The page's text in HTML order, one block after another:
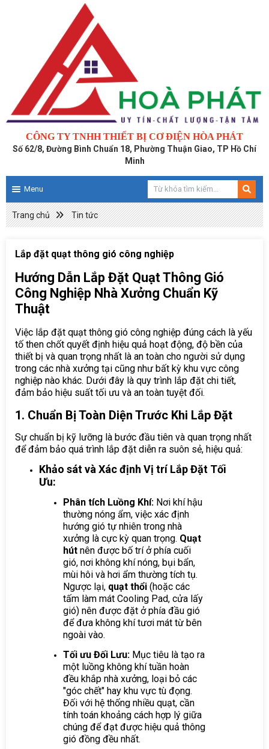
CÔNG TY TNHH THIẾT BỊ CƠ ĐIỆN HÒA PHÁT
Số 62/8, Đường Bình Chuẩn 18, Phường Thuận Giao, TP Hồ Chí
Minh
Menu
Trang chủ Tin tức
Lắp đặt quạt thông gió công nghiệp
Hướng Dẫn Lắp Đặt Quạt Thông Gió
Công Nghiệp Nhà Xưởng Chuẩn Kỹ
Thuật
Việc lắp đặt quạt thông gió công nghiệp đúng cách là yếu
tố then chốt quyết định hiệu quả hoạt động, độ bền của
thiết bị và quan trọng nhất là an toàn cho người sử dụng
trong các nhà xưởng tại cũng như bất kỳ khu vực công
nghiệp nào khác. Dưới đây là quy trình lắp đặt chi tiết,
đảm bảo hiệu suất tối ưu và an toàn tuyệt đối.
1. Chuẩn Bị Toàn Diện Trước Khi Lắp Đặt
Sự chuẩn bị kỹ lưỡng là bước đầu tiên và quan trọng nhất
để đảm bảo quá trình lắp đặt diễn ra suôn sẻ, hiệu quả:
Khảo sát và Xác định Vị trí Lắp Đặt Tối
Ưu:
Phân tích Luồng Khí: Nơi khí hậu
thường nóng ẩm, việc xác định
hướng gió tự nhiên trong nhà
xưởng là cực kỳ quan trọng. Quạt
hút nên được bố trí ở phía cuối
gió, nơi không khí nóng, bụi bẩn,
mùi hôi và hơi ẩm thường tích tụ.
Ngược lại, quạt thổi (hoặc các
tấm làm mát Cooling Pad, cửa lấy
gió) nên được đặt ở phía đầu gió
để đưa không khí tươi mát từ bên
ngoài vào.
Tối ưu Đối Lưu: Mục tiêu là tạo ra
một luồng không khí tuần hoàn
đều khắp nhà xưởng, loại bỏ các
"góc chết" hay khu vực tù đọng.
Đối với hệ thống nhiều quạt, cần
tính toán khoảng cách hợp lý giữa
chúng để đạt được hiệu quả thông
gió đồng đều nhất.